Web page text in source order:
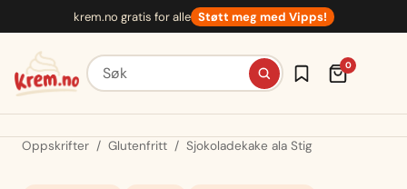
innhold
krem.no gratis for alle Støtt meg med Vipps!
Søk etter oppskrifter 0
Oppskrifter / Glutenfritt / Sjokoladekake ala Stig